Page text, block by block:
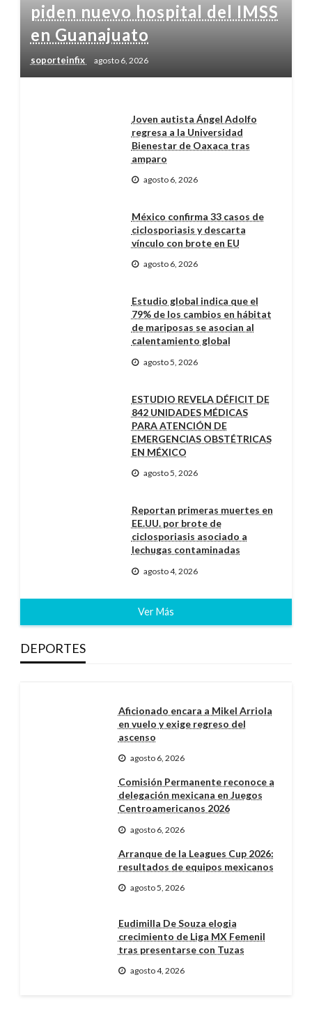
piden nuevo hospital del IMSS
en Guanajuato
soporteinfix agosto 6, 2026
Joven autista Ángel Adolfo
regresa a la Universidad
Bienestar de Oaxaca tras
amparo
agosto 6, 2026
México confirma 33 casos de
ciclosporiasis y descarta
vínculo con brote en EU
agosto 6, 2026
Estudio global indica que el
79% de los cambios en hábitat
de mariposas se asocian al
calentamiento global
agosto 5, 2026
ESTUDIO REVELA DÉFICIT DE
842 UNIDADES MÉDICAS
PARA ATENCIÓN DE
EMERGENCIAS OBSTÉTRICAS
EN MÉXICO
agosto 5, 2026
Reportan primeras muertes en
EE.UU. por brote de
ciclosporiasis asociado a
lechugas contaminadas
agosto 4, 2026
Ver Más
DEPORTES
Aficionado encara a Mikel Arriola
en vuelo y exige regreso del
ascenso
agosto 6, 2026
Comisión Permanente reconoce a
delegación mexicana en Juegos
Centroamericanos 2026
agosto 6, 2026
Arranque de la Leagues Cup 2026:
resultados de equipos mexicanos
agosto 5, 2026
Eudimilla De Souza elogia
crecimiento de Liga MX Femenil
tras presentarse con Tuzas
agosto 4, 2026